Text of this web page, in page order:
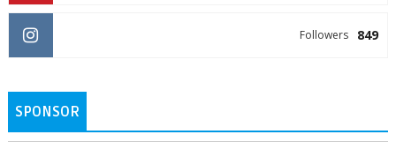
849
Followers
SPONSOR